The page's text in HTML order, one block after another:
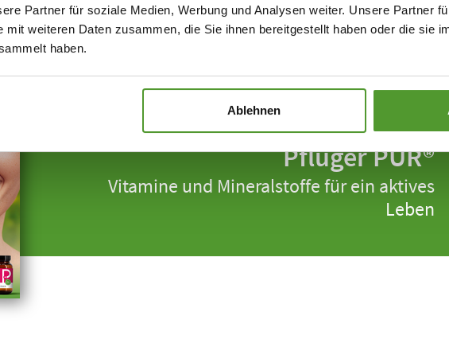
Partner für soziale Medien, Werbung und Analysen weiter. Unsere Partner
mit weiteren Daten zusammen, die Sie ihnen bereitgestellt haben oder die sie
haben.
Ablehnen
Pflüger PUR®
Vitamine und Mineralstoffe für ein aktives
Leben